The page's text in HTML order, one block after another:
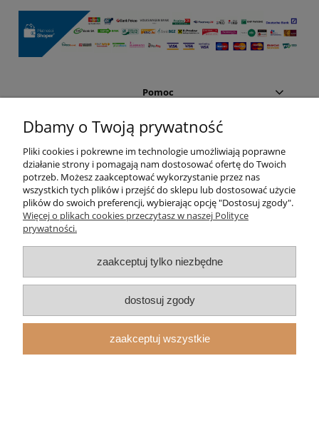
Pomoc
Moje konto
Strefa Klienta
Informacje
pokaż pełną wersję strony
Sklep internetowy Shoper.pl
Dbamy o Twoją prywatność
Pliki cookies i pokrewne im technologie umożliwiają poprawne
działanie strony i pomagają nam dostosować ofertę do Twoich
potrzeb. Możesz zaakceptować wykorzystanie przez nas
wszystkich tych plików i przejść do sklepu lub dostosować użycie
plików do swoich preferencji, wybierając opcję "Dostosuj zgody".
Więcej o plikach cookies przeczytasz w naszej Polityce
prywatności.
zaakceptuj tylko niezbędne
dostosuj zgody
zaakceptuj wszystkie